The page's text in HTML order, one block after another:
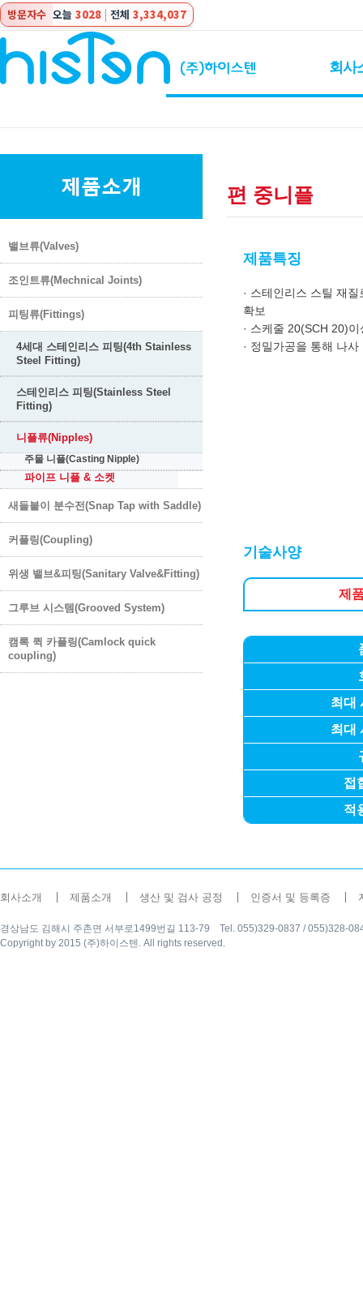
방문자수 오늘 3028 | 전체 3,334,037
회사
밸브류(Valves)
조인트류(Mechnical Joints)
피팅류(Fittings)
4세대 스테인리스 피팅(4th Stainless
Steel Fitting)
스테인리스 피팅(Stainless Steel
Fitting)
니플류(Nipples)
주물 니플(Casting Nipple)
파이프 니플 & 소켓
새들붙이 분수전(Snap Tap with Saddle)
커플링(Coupling)
위생 밸브&피팅(Sanitary Valve&Fitting)
그루브 시스템(Grooved System)
캠록 퀵 카플링(Camlock quick
coupling)
편 중니플
제품특징
· 스테인리스 스틸 재
확보
· 스케줄 20(SCH 20)
· 정밀가공을 통해 나
기술사양
제
최대
최대
접
적
회사소개 제품소개 생산 및 검사 공정 인증서 및 등록증
경상남도 김해시 주촌면 서부로1499번길 113-79 Tel. 055)329-0837 / 055)328-
Copyright by 2015 (주)하이스텐. All rights reserved.